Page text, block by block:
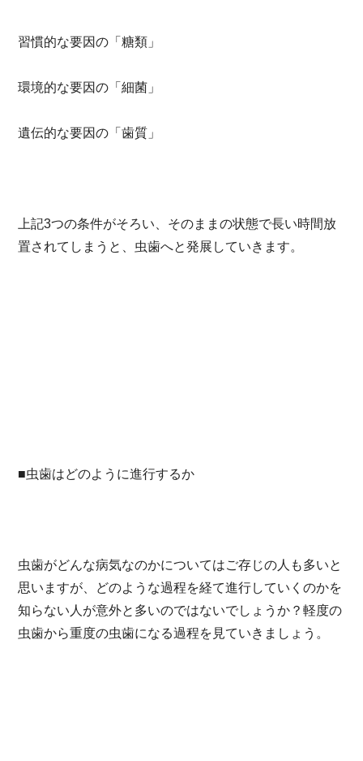
習慣的な要因の「糖類」
環境的な要因の「細菌」
遺伝的な要因の「歯質」
上記3つの条件がそろい、そのままの状態で長い時間放
置されてしまうと、虫歯へと発展していきます。
■虫歯はどのように進行するか
虫歯がどんな病気なのかについてはご存じの人も多いと
思いますが、どのような過程を経て進行していくのかを
知らない人が意外と多いのではないでしょうか？軽度の
虫歯から重度の虫歯になる過程を見ていきましょう。